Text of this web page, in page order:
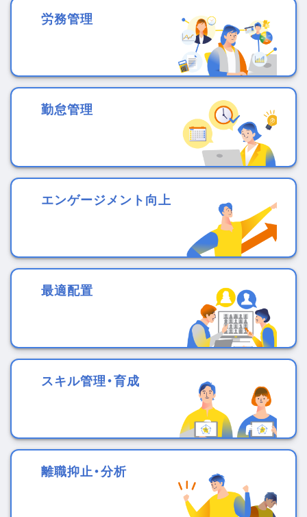
労務管理
勤怠管理
エンゲージメント向上
最適配置
スキル管理・育成
離職抑止・分析